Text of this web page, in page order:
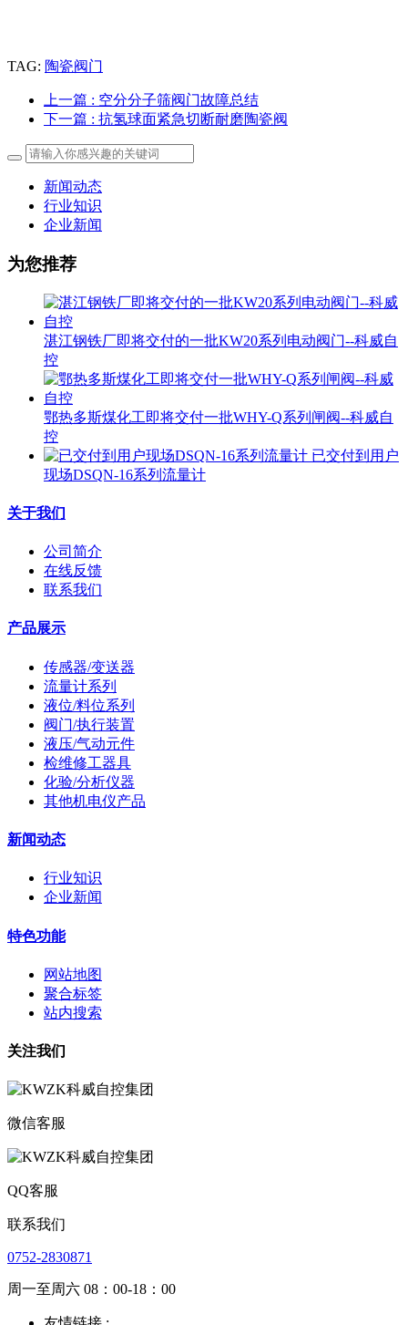
TAG: 陶瓷阀门
上一篇 : 空分分子筛阀门故障总结
下一篇 : 抗氢球面紧急切断耐磨陶瓷阀
新闻动态
行业知识
企业新闻
为您推荐
湛江钢铁厂即将交付的一批KW20系列电动阀门--科威自
控
鄂热多斯煤化工即将交付一批WHY-Q系列闸阀--科威自
控
已交付到用户
现场DSQN-16系列流量计
关于我们
公司简介
在线反馈
联系我们
产品展示
传感器/变送器
流量计系列
液位/料位系列
阀门/执行装置
液压/气动元件
检维修工器具
化验/分析仪器
其他机电仪产品
新闻动态
行业知识
企业新闻
特色功能
网站地图
聚合标签
站内搜索
关注我们
微信客服
QQ客服
联系我们
0752-2830871
周一至周六 08：00-18：00